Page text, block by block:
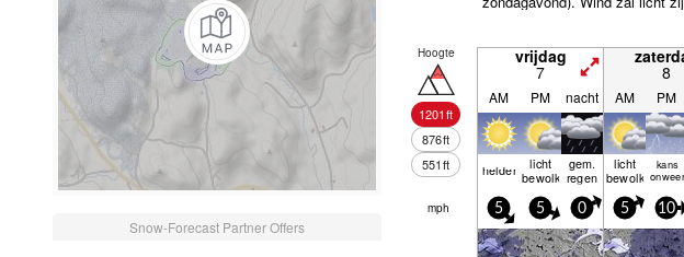
Snow-Forecast Partner Offers
Hoogte
1201ft
876ft
551ft
vrijdag
7 8
AM PM nacht AM PM
helder licht
bewolkt
gem.
regen
licht
bewolkt
kans
onweer
mph 5 5 0 5 10